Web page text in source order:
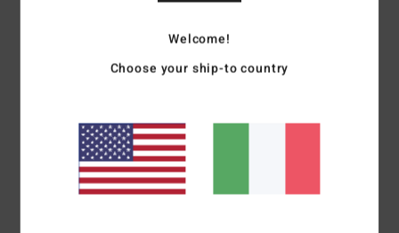
5/5
Materiale e taglio
Mostra originale - Français
/5 Rapporto qualità-prezzo
Welcome!
Choose your ship-to country